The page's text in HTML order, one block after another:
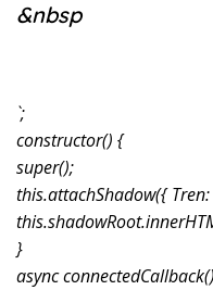
&nbsp
`;
constructor() {
super();
this.attachShadow({ Tren:
}
async